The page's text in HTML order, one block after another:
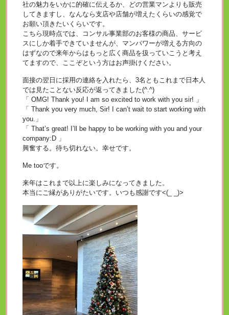
社の魅力をいかに的確に伝えるか、どの営業マンよりも販売
してきますし、なんなら支店や店舗が増えたくらいの感覚で
お願い頂きたいくらいです。
こちら現時点では、コンサル事業部のお客様の商品、サービ
スにしか着手できていませんが、マンパワーが増える方向の
はずなので来年からはもっと広く商品を扱っていこうと考え
てますので、ここぞという方はお声掛けください。
面接の翌日に採用の連絡を入れたら、3名ともこれまで日本人
では見たことない反応が返ってきました(^.^)
「 OMG! Thank you! I am so excited to work with you sir! 」
「 Thank you very much, Sir! I can’t wait to start working with
you.」
「 That’s great! I’ll be happy to be working with you and your
company:D 」
興奮する。待ち切れない。幸せです。
Me tooです。
来年はこれまで以上に楽しみになってきました。
本当にご縁がありがたいです。いつも感謝です<(_ _)>